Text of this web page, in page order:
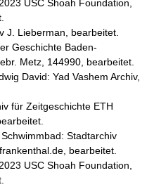
USC Shoah Foundation,
J. Lieberman, bearbeitet.
Geschichte Baden-
Metz, 144990, bearbeitet.
David: Yad Vashem Archiv,
für Zeitgeschichte ETH
Stadtarchiv
bearbeitet.
USC Shoah Foundation,